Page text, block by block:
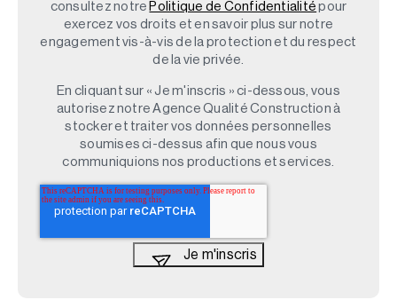
consultez notre Politique de Confidentialité pour
exercez vos droits et en savoir plus sur notre
engagement vis-à-vis de la protection et du respect
de la vie privée.
En cliquant sur « Je m'inscris » ci-dessous, vous
autorisez notre Agence Qualité Construction à
stocker et traiter vos données personnelles
soumises ci-dessus afin que nous vous
communiquions nos productions et services.